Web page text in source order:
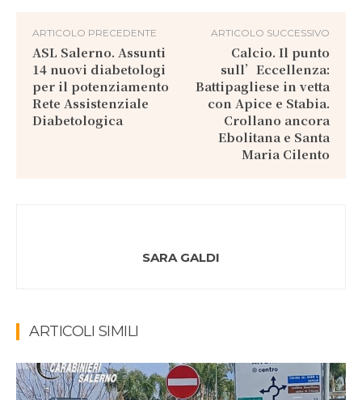
ARTICOLO PRECEDENTE
ASL Salerno. Assunti
14 nuovi diabetologi
per il potenziamento
Rete Assistenziale
Diabetologica
ARTICOLO SUCCESSIVO
Calcio. Il punto
sull’Eccellenza:
Battipagliese in vetta
con Apice e Stabia.
Crollano ancora
Ebolitana e Santa
Maria Cilento
SARA GALDI
ARTICOLI SIMILI